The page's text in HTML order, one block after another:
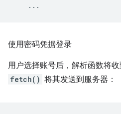
...
使用密码凭据登录
用户选择账号后，解析函数将
fetch() 将其发送到服务器：